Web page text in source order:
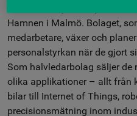
Hamnen i Malmö. Bolaget,
medarbetare, växer och
personalstyrkan när de gjort
Som halvledarbolag säljer de
olika applikationer – allt från
bilar till Internet of Things,
precisionsmätning inom